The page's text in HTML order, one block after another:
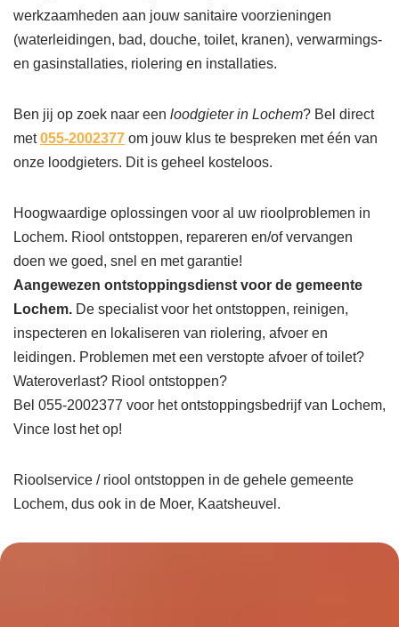
werkzaamheden aan jouw sanitaire voorzieningen
(waterleidingen, bad, douche, toilet, kranen), verwarmings-
en gasinstallaties, riolering en installaties.
Ben jij op zoek naar een loodgieter in Lochem? Bel direct
met055-2002377 om jouw klus te bespreken met één van
onze loodgieters. Dit is geheel kosteloos.
Hoogwaardige oplossingen voor al uw rioolproblemen in
Lochem. Riool ontstoppen, repareren en/of vervangen
doen we goed, snel en met garantie!
Aangewezen ontstoppingsdienst voor de gemeente
Lochem. De specialist voor het ontstoppen, reinigen,
inspecteren en lokaliseren van riolering, afvoer en
leidingen. Problemen met een verstopte afvoer of toilet?
Wateroverlast? Riool ontstoppen?
Bel 055-2002377 voor het ontstoppingsbedrijf van Lochem,
Vince lost het op!
Rioolservice / riool ontstoppen in de gehele gemeente
Lochem, dus ook in de Moer, Kaatsheuvel.